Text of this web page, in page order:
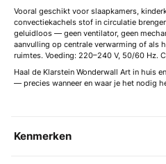
Vooral geschikt voor slaapkamers,
convectiekachels stof in circulatie
geluidloos — geen ventilator, geen
aanvulling op centrale verwarming of als
ruimtes. Voeding: 220–240 V, 50/60 Hz.
Haal de Klarstein Wonderwall Art in huis
— precies wanneer en waar je het nodig
Kenmerken